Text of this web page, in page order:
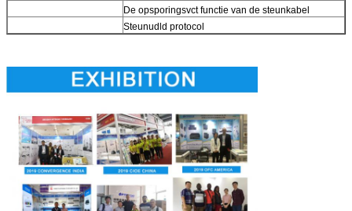
De opsporingsvct functie van de steunkabel
Steunudld protocol